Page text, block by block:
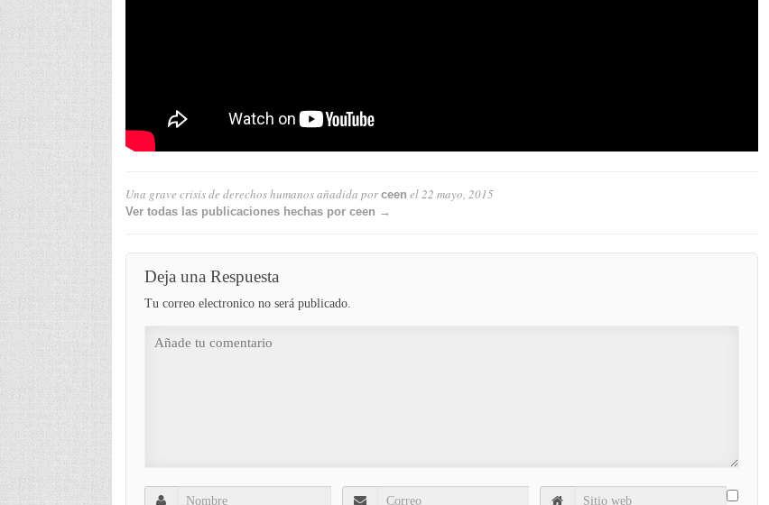
Una grave crisis de derechos humanosañadida por ceen el22 mayo, 2015
Ver todas las publicaciones hechas por ceen →
Deja una Respuesta
Tu correo electronico no será publicado.